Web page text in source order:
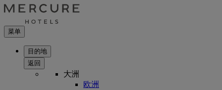
菜单
目的地
返回
大洲
欧洲